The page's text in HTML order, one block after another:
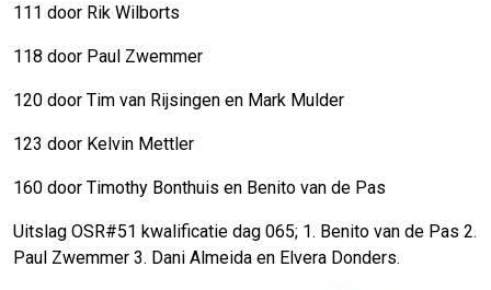
111 door Rik Wilborts
118 door Paul Zwemmer
120 door Tim van Rijsingen en Mark Mulder
123 door Kelvin Mettler
160 door Timothy Bonthuis en Benito van de Pas
Uitslag OSR#51 kwalificatie dag 065; 1. Benito van de Pas 2.
Paul Zwemmer 3. Dani Almeida en Elvera Donders.